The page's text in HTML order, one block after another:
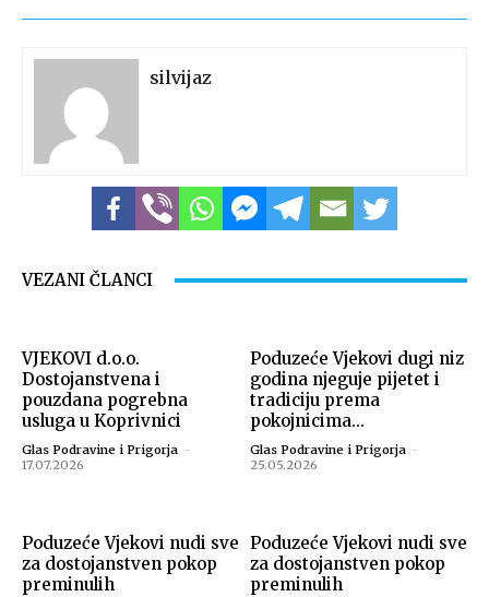
Snimio Tomislav Matijašić.
silvijaz
VEZANI ČLANCI
VJEKOVI d.o.o.
Dostojanstvena i
pouzdana pogrebna
usluga u Koprivnici
Glas Podravine i Prigorja -
17.07.2026
Poduzeće Vjekovi dugi niz
godina njeguje pijetet i
tradiciju prema
pokojnicima...
Glas Podravine i Prigorja -
25.05.2026
Poduzeće Vjekovi nudi sve
za dostojanstven pokop
preminulih
Poduzeće Vjekovi nudi sve
za dostojanstven pokop
preminulih